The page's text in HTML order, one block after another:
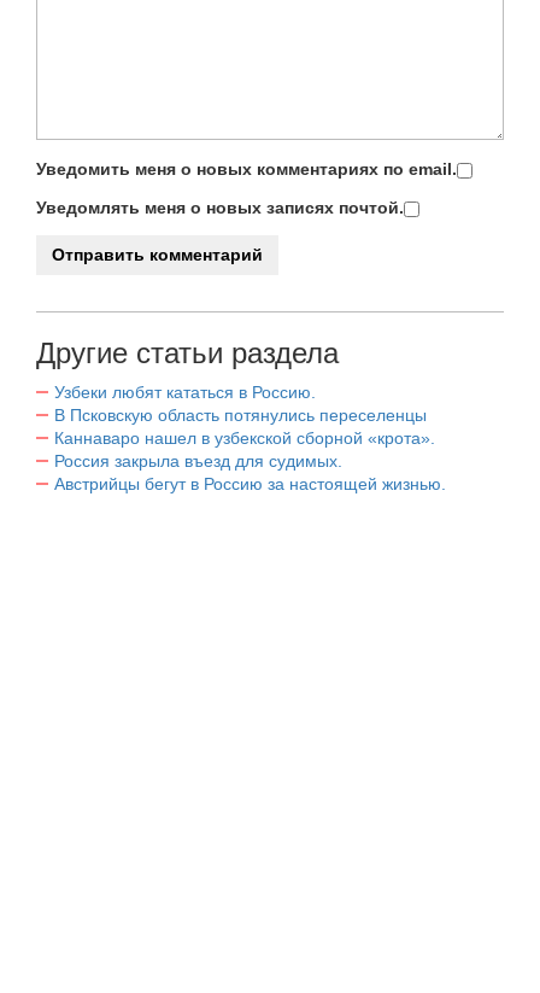
Уведомить меня о новых комментариях по email.
Уведомлять меня о новых записях почтой.
Другие статьи раздела
Узбеки любят кататься в Россию.
В Псковскую область потянулись переселенцы
Каннаваро нашел в узбекской сборной «крота».
Россия закрыла въезд для судимых.
Австрийцы бегут в Россию за настоящей жизнью.